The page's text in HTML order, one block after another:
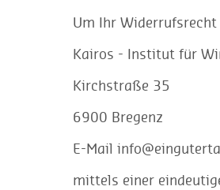
Um Ihr Widerrufsrecht
Kairos - Institut für
Kirchstraße 35
6900 Bregenz
E-Mail
mittels einer